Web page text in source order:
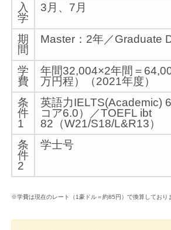
入
学
3月、7月
期
間
Master：2年／Graduate
学
費
年間32,004×2年間＝
万円程）（2021年度）
条
件
1
英語力IELTS(Academic)
コア6.0）／TOEFL ibt
82（W21/S18/L&R13）
条
件
2
学士号
※学費は現在のレート（1豪ドル＝約85円）で換算しており